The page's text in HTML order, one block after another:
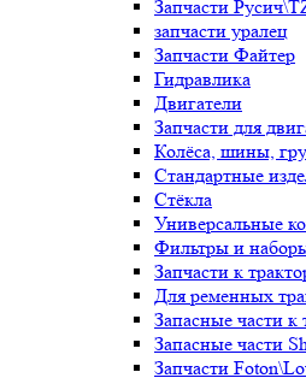
Запчасти
запчасти уралец
Запчасти Файтер
Гидравлика
Двигатели
Запчасти для
Колёса, шины,
Стандартные
Стёкла
Универсальные
Фильтры и
Запчасти к
Для ременных
Запасные части к
Запасные части
Запчасти